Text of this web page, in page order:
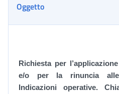
Oggetto
Richiesta per
e/o per la rinuncia alle
Indicazioni operative.